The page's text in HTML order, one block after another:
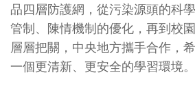
品四層防護網，從污染源頭的科
管制、陳情機制的優化，再到校
層層把關，中央地方攜手合作，
一個更清新、更安全的學習環境。